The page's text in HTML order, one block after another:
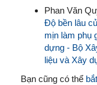
Phan Văn
Độ bền lâu
mịn làm phụ
dựng - Bộ
liệu và Xây
Bạn cũng có thể